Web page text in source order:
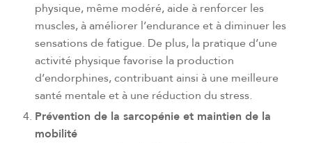
physique, même modéré, aide à renforcer les
muscles, à améliorer l’endurance et à diminuer les
sensations de fatigue. De plus, la pratique d’une
activité physique favorise la production
d’endorphines, contribuant ainsi à une meilleure
santé mentale et à une réduction du stress.
Prévention de la sarcopénie et maintien de la
mobilité